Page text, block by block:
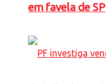
em favela de SP